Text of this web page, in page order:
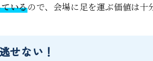
いるので、会場に足を運ぶ価値は十
せない！